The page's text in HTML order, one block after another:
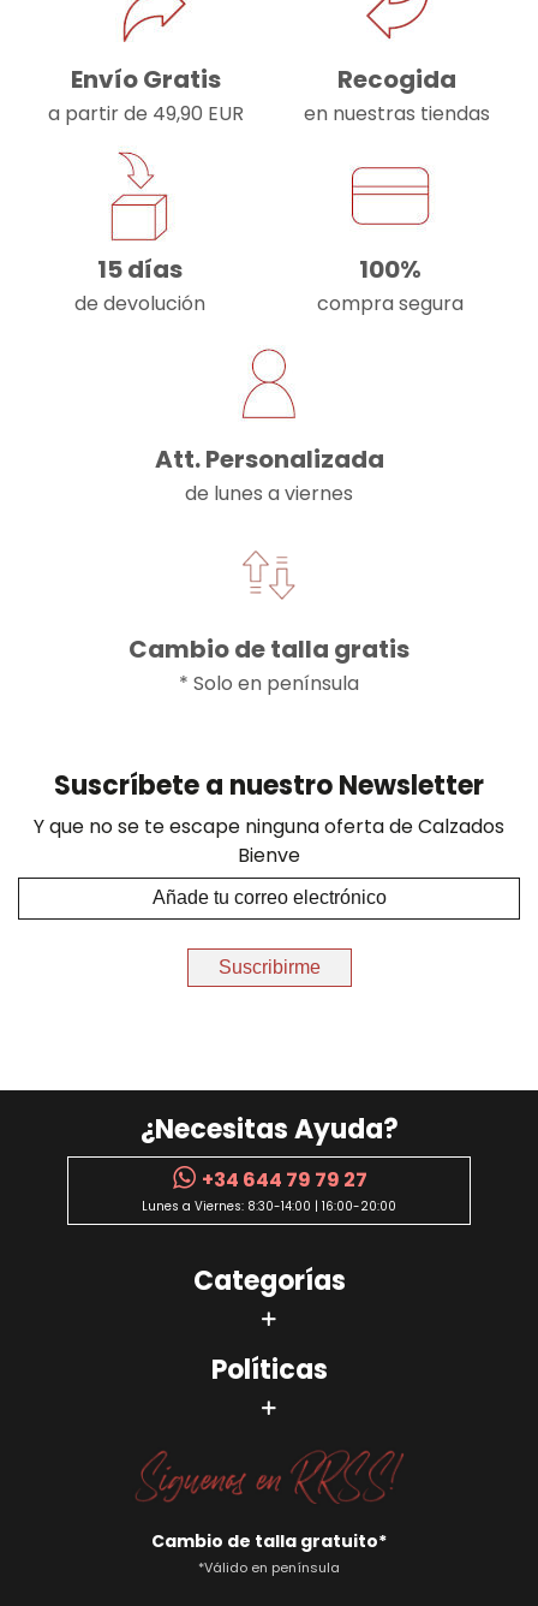
Envío Gratis
a partir de 49,90 EUR
Recogida
en nuestras tiendas
15 días
de devolución
100%
compra segura
Att. Personalizada
de lunes a viernes
Cambio de talla gratis
* Solo en península
Suscríbete a nuestro Newsletter
Y que no se te escape ninguna oferta de Calzados
Bienve
Suscribirme
¿Necesitas Ayuda?
+34 644 79 79 27
Lunes a Viernes: 8:30-14:00 | 16:00-20:00
Categorías
Políticas
Cambio de talla gratuito*
*Válido en península